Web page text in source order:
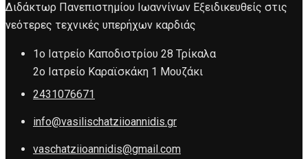
Διδάκτωρ Πανεπιστημίου Ιωαννίνων Εξειδικευθείς στις
νεότερες τεχνικές υπερήχων καρδιάς
1ο Ιατρείο Καποδιστρίου 28 Τρίκαλα
2ο Ιατρείο Καραϊσκάκη 1 Μουζάκι
2431076671
info@vasilischatziioannidis.gr
vaschatziioannidis@gmail.com